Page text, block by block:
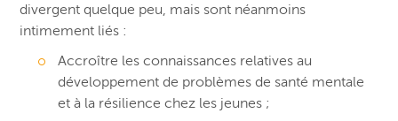
divergent quelque peu, mais sont néanmoins
intimement liés :
Accroître les connaissances relatives au
développement de problèmes de santé mentale
et à la résilience chez les jeunes ;